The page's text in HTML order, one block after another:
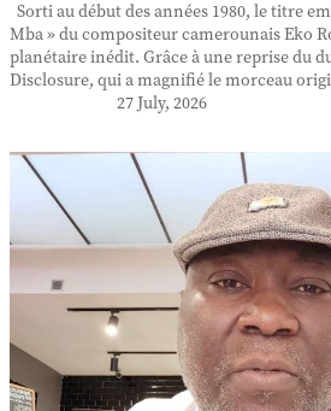
Sorti au début des années 1980, le titre
Mba » du compositeur camerounais Eko
planétaire inédit. Grâce à une reprise du
Disclosure, qui a magnifié le morceau
27 July, 2026